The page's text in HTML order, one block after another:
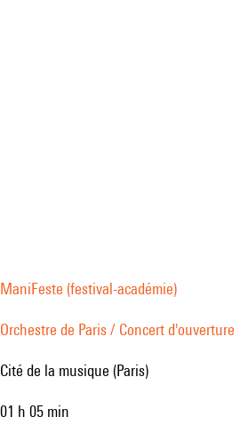
ManiFeste (festival-académie)
Orchestre de Paris / Concert d'ouverture
Cité de la musique (Paris)
01 h 05 min